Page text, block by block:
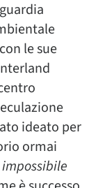
le sue
ideato per
ormai
impossibile